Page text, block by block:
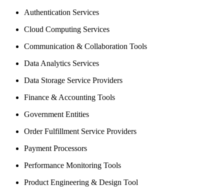
Authentication Services
Cloud Computing Services
Communication & Collaboration Tools
Data Analytics Services
Data Storage Service Providers
Finance & Accounting Tools
Government Entities
Order Fulfillment Service Providers
Payment Processors
Performance Monitoring Tools
Product Engineering & Design Tool